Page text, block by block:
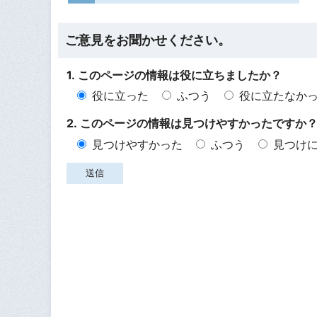
ご意見をお聞かせください。
1. このページの情報は役に立ちましたか？
役に立った
ふつう
役に立たなか
2. このページの情報は見つけやすかったですか？
見つけやすかった
ふつう 見つけ